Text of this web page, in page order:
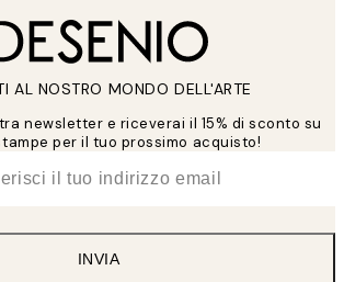
AL NOSTRO MONDO DELL'ARTE
newsletter e riceverai il 15% di sconto su
per il tuo prossimo acquisto!
INVIA